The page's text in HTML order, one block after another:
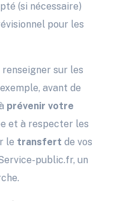
(si nécessaire)
pour les
sur les
avant de
prévenir votre
et à respecter les
le transfert de vos
public.fr, un